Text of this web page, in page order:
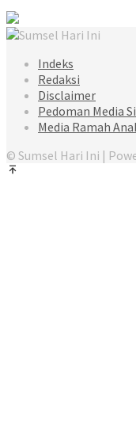
Indeks
Redaksi
Disclaimer
Pedoman Media
Media Ramah
© Sumsel Hari Ini |